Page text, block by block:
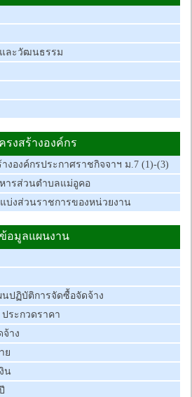
ละวัฒนธรรม
รงสร้างองค์กร
งองค์กรประกาศราชกิจจาฯ ม.7 (1)-(3)
ารส่วนตำบลแม่อูคอ
บ่งส่วนราชการของหน่วยงาน
ข้อมูลแผนงาน
ปฏิบัติการจัดซื้อจัดจ้าง
ระกวดราคา
าง
ย
น